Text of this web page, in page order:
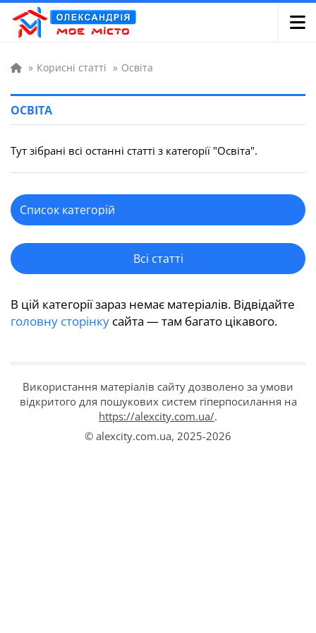
» Корисні статті » Освіта
ОСВІТА
Тут зібрані всі останні статті з категорії "Освіта".
Всі статті
В цій категорії зараз немає матеріалів. Відвідайте
головну сторінку сайта — там багато цікавого.
Використання матеріалів сайту дозволено за умови
відкритого для пошукових систем гіперпосилання на
https://alexcity.com.ua/.
© alexcity.com.ua, 2025-2026